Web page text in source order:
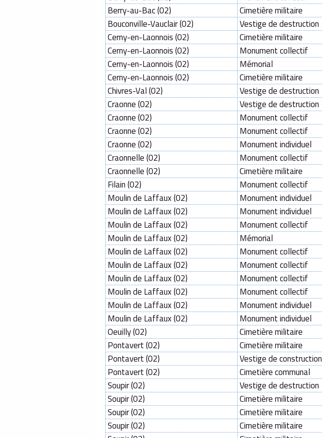
Berry-au-Bac (02)
Cimetière militaire
Bouconville-Vauclair (02)
Vestige de destruction
Cerny-en-Laonnois (02)
Cimetière militaire
Cerny-en-Laonnois (02)
Monument collectif
Cerny-en-Laonnois (02)
Mémorial
Cerny-en-Laonnois (02)
Cimetière militaire
Chivres-Val (02)
Vestige de destruction
Craonne (02)
Vestige de destruction
Craonne (02)
Monument collectif
Craonne (02)
Monument collectif
Craonne (02)
Monument individuel
Craonnelle (02)
Monument collectif
Craonnelle (02)
Cimetière militaire
Filain (02)
Monument collectif
Moulin de Laffaux (02)
Monument individuel
Moulin de Laffaux (02)
Monument individuel
Moulin de Laffaux (02)
Monument collectif
Moulin de Laffaux (02)
Mémorial
Moulin de Laffaux (02)
Monument collectif
Moulin de Laffaux (02)
Monument collectif
Moulin de Laffaux (02)
Monument collectif
Moulin de Laffaux (02)
Monument collectif
Moulin de Laffaux (02)
Monument individuel
Moulin de Laffaux (02)
Monument individuel
Oeuilly (02)
Cimetière militaire
Pontavert (02)
Cimetière militaire
Pontavert (02)
Vestige de construction
Pontavert (02)
Cimetière communal
Soupir (02)
Vestige de destruction
Soupir (02)
Cimetière militaire
Soupir (02)
Cimetière militaire
Soupir (02)
Cimetière militaire